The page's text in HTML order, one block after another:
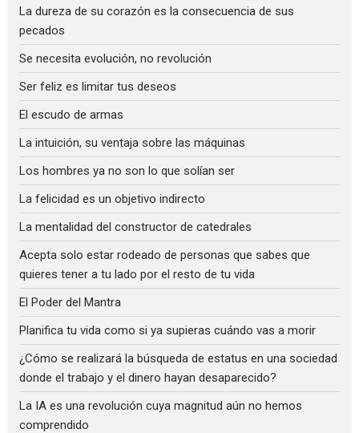
La dureza de su corazón es la consecuencia de sus
pecados
Se necesita evolución, no revolución
Ser feliz es limitar tus deseos
El escudo de armas
La intuición, su ventaja sobre las máquinas
Los hombres ya no son lo que solían ser
La felicidad es un objetivo indirecto
La mentalidad del constructor de catedrales
Acepta solo estar rodeado de personas que sabes que
quieres tener a tu lado por el resto de tu vida
El Poder del Mantra
Planifica tu vida como si ya supieras cuándo vas a morir
¿Cómo se realizará la búsqueda de estatus en una sociedad
donde el trabajo y el dinero hayan desaparecido?
La IA es una revolución cuya magnitud aún no hemos
comprendido